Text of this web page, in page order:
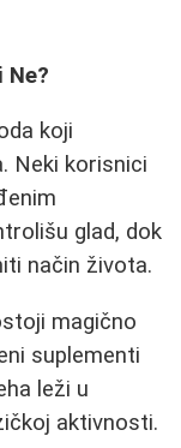
Ne?
koji
Neki korisnici
glad, dok
način života.
magično
suplementi
leži u
aktivnosti.